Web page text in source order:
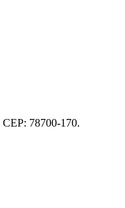
78700-170.